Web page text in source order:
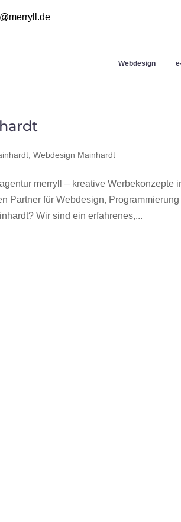
Webdesign
,Webdesign Mainhardt
merryll – kreative Werbekonzepte
Partner für Webdesign,
Wir sind ein erfahrenes,...